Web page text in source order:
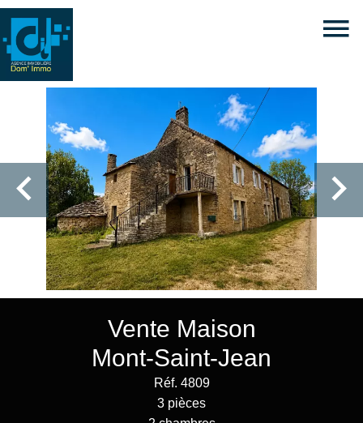
Vente Maison
Mont-Saint-Jean
Réf. 4809
3 pièces